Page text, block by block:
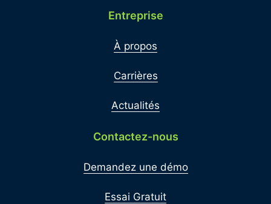
Entreprise
À propos
Carrières
Actualités
Contactez-nous
Demandez une démo
Essai Gratuit